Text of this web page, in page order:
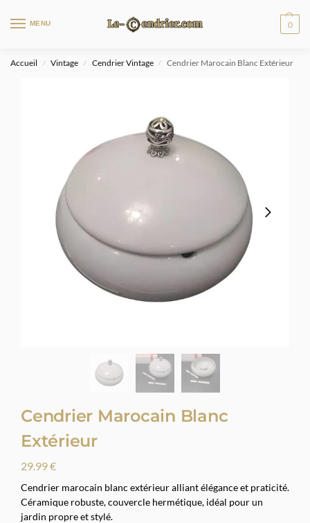
MENU 0
Accueil / Vintage / Cendrier Vintage / Cendrier Marocain Blanc Extérieur
Cendrier Marocain Blanc
Extérieur
29.99€
Cendrier marocain blanc extérieur alliant élégance et praticité.
Céramique robuste, couvercle hermétique, idéal pour un
jardin propre et stylé.